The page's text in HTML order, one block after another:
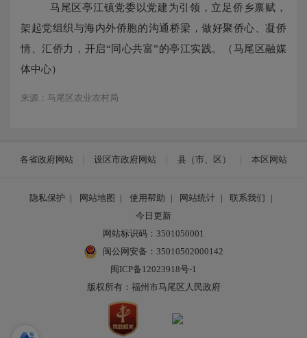
马尾区亭江镇党委以党建为引领，立足侨乡禀赋，
架起党组织与海内外侨胞的沟通桥梁，做好聚侨心、凝侨
情、汇侨力，开启“同心共富”的亭江实践。（马尾区融媒
体中心）
来源：马尾区农业农村局
各省政府网站 设区市政府网站 县（市、区） 本区网站
隐私保护 | 网站地图 | 使用帮助 | 网站统计 | 联系我们
|
今日更新
网站标识码：3501050001
闽公网安备：35010502000142
闽ICP备12023918号-1
版权所有：福州市马尾区人民政府